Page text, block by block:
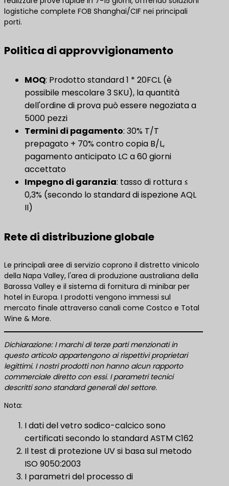
logistiche complete FOB Shanghai/CIF nei principali
porti.
Politica di approvvigionamento
MOQ: Prodotto standard 1 * 20FCL (è
possibile mescolare 3 SKU), la quantità
dell'ordine di prova può essere negoziata a
5000 pezzi
Termini di pagamento: 30% T/T
prepagato + 70% contro copia B/L,
pagamento anticipato LC a 60 giorni
accettato
Impegno di garanzia: tasso di rottura ≤
0,3% (secondo lo standard di ispezione AQL
II)
Rete di distribuzione globale
Le principali aree di servizio coprono il distretto vinicolo
della Napa Valley, l'area di produzione australiana della
Barossa Valley e il sistema di fornitura di minibar per
hotel in Europa. I prodotti vengono immessi sul
mercato finale attraverso canali come Costco e Total
Wine & More.
Dichiarazione: I marchi di terze parti menzionati in
questo articolo appartengono ai rispettivi proprietari
legittimi. I nostri prodotti non hanno alcun rapporto
commerciale diretto con essi. I parametri tecnici
descritti sono standard generali del settore.
Nota:
I dati del vetro sodico-calcico sono
certificati secondo lo standard ASTM C162
Il test di protezione UV si basa sul metodo
ISO 9050:2003
I parametri del processo di